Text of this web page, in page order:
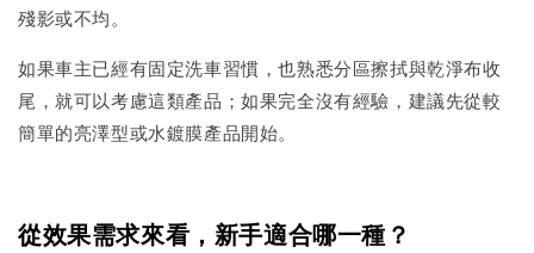
殘影或不均。
如果車主已經有固定洗車習慣，也熟悉分區擦拭與乾淨布收
尾，就可以考慮這類產品；如果完全沒有經驗，建議先從較
簡單的亮澤型或水鍍膜產品開始。
從效果需求來看，新手適合哪一種？